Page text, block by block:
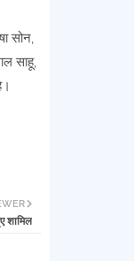
सोन,
साहू,
शामिल